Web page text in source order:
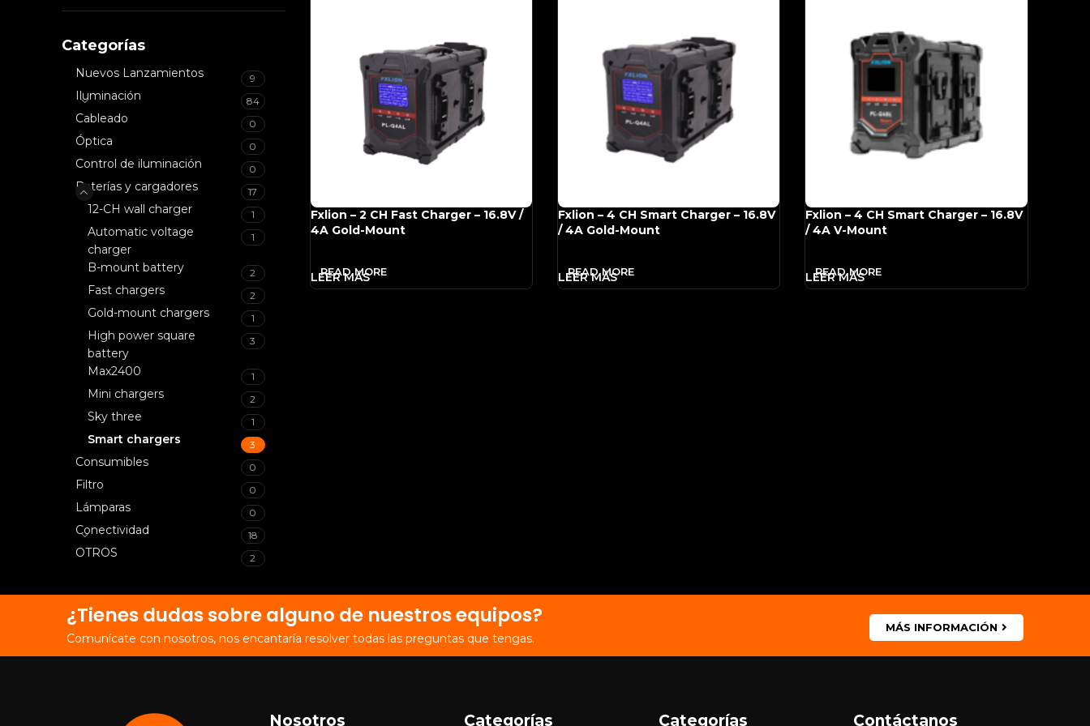
Categorías
Nuevos Lanzamientos 9
Iluminación 84
Cableado 0
Óptica 0
Control de iluminación 0
Baterías y cargadores 17
12-CH wall charger 1
Automatic voltage
charger
1
B-mount battery 2
Fast chargers 2
Gold-mount chargers 1
High power square
battery
3
Max2400 1
Mini chargers 2
Sky three 1
Smart chargers 3
Consumibles 0
Filtro 0
Lámparas 0
Conectividad 18
OTROS 2
Fxlion – 2 CH Fast Charger – 16.8V /
4A Gold-Mount
READ MORE
Fxlion – 4 CH Smart Charger – 16.8V
/ 4A Gold-Mount
READ MORE
Fxlion – 4 CH Smart Charger – 16.8V
/ 4A V-Mount
READ MORE
¿Tienes dudas sobre alguno de nuestros equipos?
Comunícate con nosotros, nos encantaría resolver todas las preguntas que tengas.
MÁS INFORMACIÓN
Nosotros Categorías Categorías Contáctanos